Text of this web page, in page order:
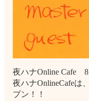
夜ハナOnline Cafe
夜ハナOnlineCafeは
プン！！